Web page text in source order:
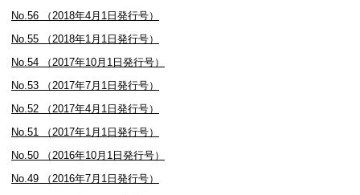
No.56 （2018年4月1日発行号）
No.55 （2018年1月1日発行号）
No.54 （2017年10月1日発行号）
No.53 （2017年7月1日発行号）
No.52 （2017年4月1日発行号）
No.51 （2017年1月1日発行号）
No.50 （2016年10月1日発行号）
No.49 （2016年7月1日発行号）